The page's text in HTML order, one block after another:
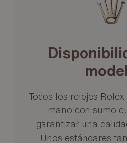
Todos los relojes
mano con sumo
garantizar una
Unos estándares